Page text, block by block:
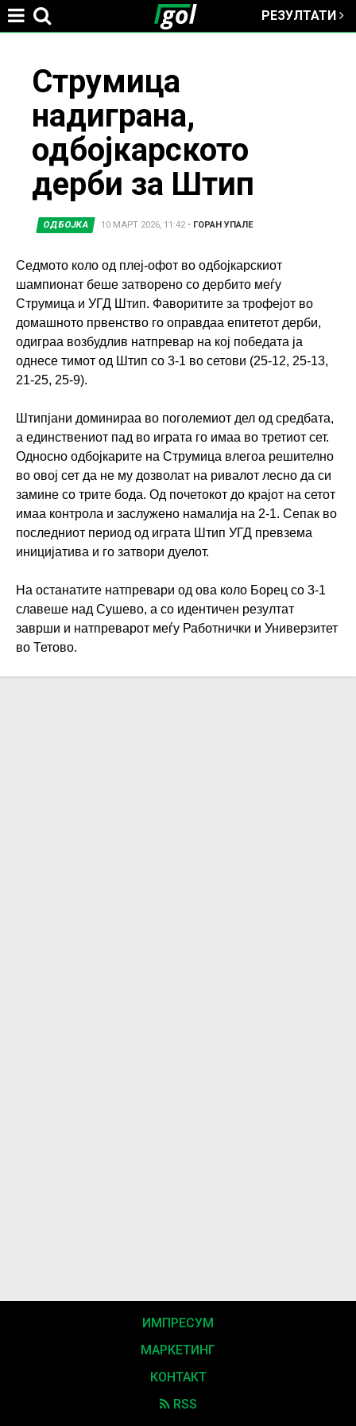
РЕЗУЛТАТИ
here
Струмица
надиграна,
одбојкарското
дерби за Штип
ОДБОЈКА 10 МАРТ 2026, 11:42• ГОРАН УПАЛЕ
Седмото коло од плеј-офот во одбојкарскиот
шампионат беше затворено со дербито меѓу
Струмица и УГД Штип. Фаворитите за трофејот во
домашното првенство го оправдаа епитетот дерби,
одиграа возбудлив натпревар на кој победата ја
однесе тимот од Штип со 3-1 во сетови (25-12, 25-13,
21-25, 25-9).
Штипјани доминираа во поголемиот дел од средбата,
а единствениот пад во играта го имаа во третиот сет.
Односно одбојкарите на Струмица влегоа решително
во овој сет да не му дозволат на ривалот лесно да си
замине со трите бода. Од почетокот до крајот на сетот
имаа контрола и заслужено намалија на 2-1. Сепак во
последниот период од играта Штип УГД превзема
иницијатива и го затвори дуелот.
На останатите натпревари од ова коло Борец со 3-1
славеше над Сушево, а со идентичен резултат
заврши и натпреварот меѓу Работнички и Универзитет
во Тетово.
ИМПРЕСУМ
МАРКЕТИНГ
КОНТАКТ
RSS